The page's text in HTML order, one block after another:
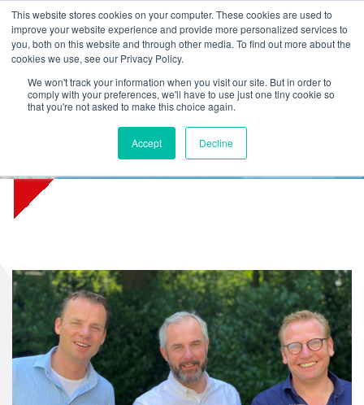
This website stores cookies on your computer. These cookies are used to
improve your website experience and provide more personalized services to
you, both on this website and through other media. To find out more about the
cookies we use, see our Privacy Policy.
We won't track your information when you visit our site. But in order to
comply with your preferences, we'll have to use just one tiny cookie so
that you're not asked to make this choice again.
Accept Decline
L T M P
Beteiligung am Unternehmen